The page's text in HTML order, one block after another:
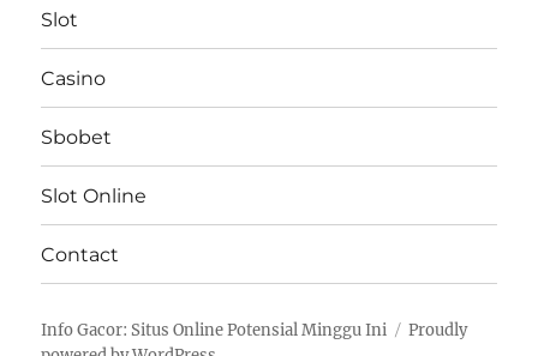
Slot
Casino
Sbobet
Slot Online
Contact
Info Gacor: Situs Online Potensial Minggu Ini
Proudly